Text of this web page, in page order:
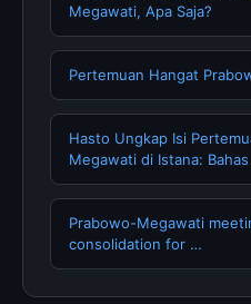
Megawati, Apa Saja?
Pertemuan Hangat
Hasto Ungkap Isi
Megawati di Istana:
Prabowo-Megawati
consolidation for …